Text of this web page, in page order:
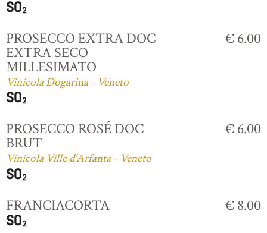
PROSECCO EXTRA DOC
EXTRA SECO
MILLESIMATO
Vinícola Dogarina - Veneto
€ 6.00
PROSECCO ROSÉ DOC
BRUT
Vinícola Ville d'Arfanta - Veneto
€ 6.00
FRANCIACORTA € 8.00